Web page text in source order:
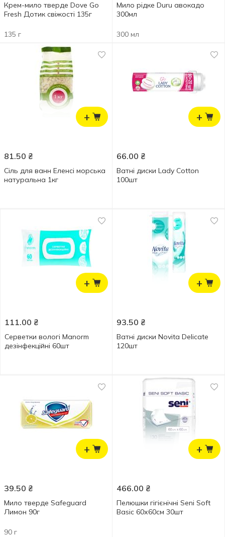
Крем-мило тверде Dove Go
Fresh Дотик свіжості 135г
135 г
Мило рідке Duru авокадо
300мл
300 мл
+
81.50 ₴
Сіль для ванн Еленсі морська
натуральна 1кг
+
66.00 ₴
Ватні диски Lady Cotton
100шт
+
111.00 ₴
Серветки вологі Manorm
дезінфекційні 60шт
+
93.50 ₴
Ватні диски Novita Delicate
120шт
+
39.50 ₴
Мило тверде Safeguard
Лимон 90г
90 г
+
466.00 ₴
Пелюшки гігієнічні Seni Soft
Basic 60х60см 30шт